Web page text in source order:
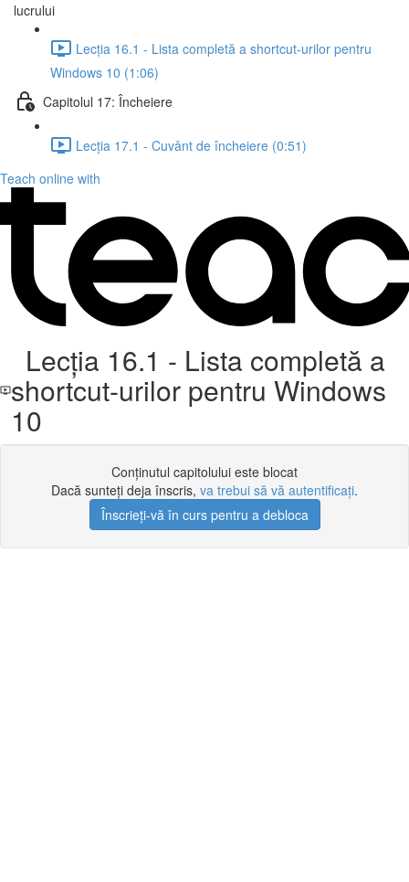
lucrului
Lecția 16.1 - Lista completă a shortcut-urilor pentru
Windows 10 (1:06)
Capitolul 17: Încheiere
Lecția 17.1 - Cuvânt de încheiere (0:51)
Teach online with
Lecția 16.1 - Lista completă a
shortcut-urilor pentru Windows
10
Conținutul capitolului este blocat
Dacă sunteți deja înscris, va trebui să vă autentificați.
Înscrieți-vă în curs pentru a debloca